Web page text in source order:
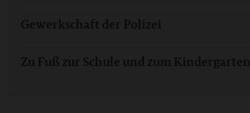
Gewerkschaft der Polizei
Zu Fuß zur Schule und zum Kindergarten